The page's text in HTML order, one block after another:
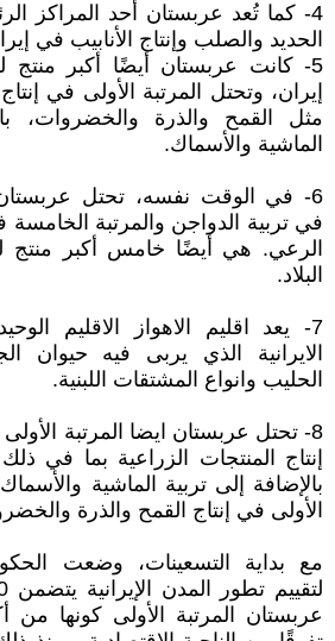
4- كما تُعد عربستان أحد المراكز
الحديد والصلب وإنتاج الأنابيب في
5- كانت عربستان أيضًا أكبر
إيران، وتحتل المرتبة الأولى في
مثل القمح والذرة والخضروات،
الماشية والأسماك.
6- في الوقت نفسه، تحتل
في تربية الدواجن والمرتبة
الرعي. هي أيضًا خامس أكبر منتج
البلاد.
7- يعد اقليم الاهواز الاقليم
الايرانية الذي يربى فيه حيوان
الحليب وانواع المشتقات اللبنية.
8- تحتل عربستان ايضا المرتبة
إنتاج المنتجات الزراعية بما في
بالإضافة إلى تربية الماشية
الأولى في إنتاج القمح والذرة
مع بداية التسعينات، وضعت
عربستان المرتبة الأولى كونها من